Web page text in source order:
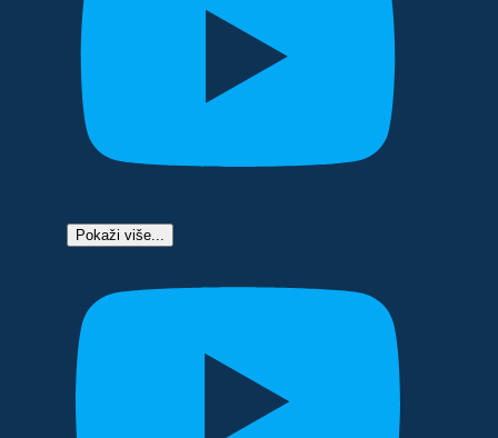
Pokaži više...